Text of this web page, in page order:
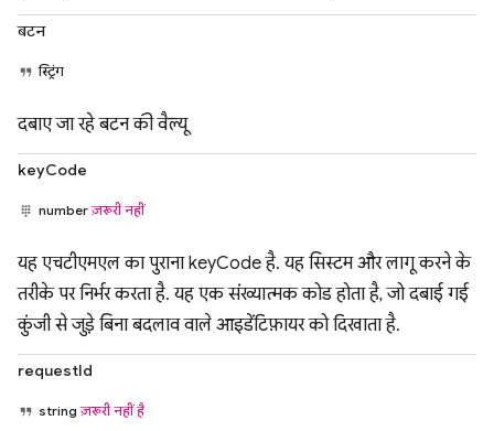
बटन
स्ट्रिंग
दबाए जा रहे बटन की वैल्यू
keyCode
numberज़रूरी नहीं
यह एचटीएमएल का पुराना keyCode है. यह सिस्टम और लागू करने के
तरीके पर निर्भर करता है. यह एक संख्यात्मक कोड होता है, जो दबाई गई
कुंजी से जुड़े बिना बदलाव वाले आइडेंटिफ़ायर को दिखाता है.
requestId
stringज़रूरी नहीं है